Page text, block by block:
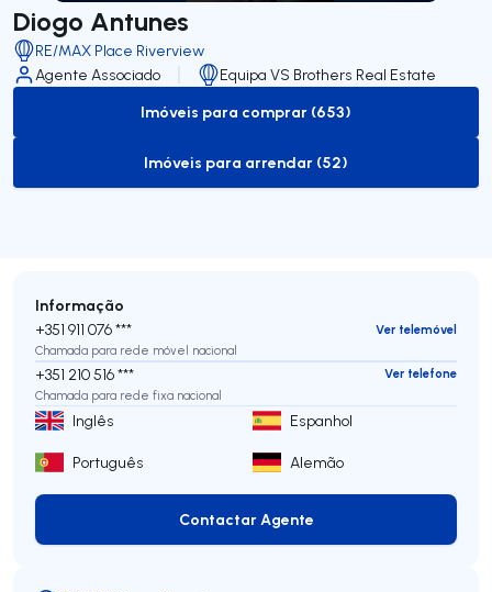
Diogo Antunes
RE/MAX Place Riverview
Agente Associado
Equipa VS Brothers Real Estate
to-buy-listing
Imóveis para comprar (653)
to-rent-listing
Imóveis para arrendar (52)
Informação
+351 911 076 ***
Ver telemóvel
Chamada para rede móvel nacional
+351 210 516 ***
Ver telefone
Chamada para rede fixa nacional
Inglês Espanhol
Português Alemão
Contactar Agente
Contactar Agente